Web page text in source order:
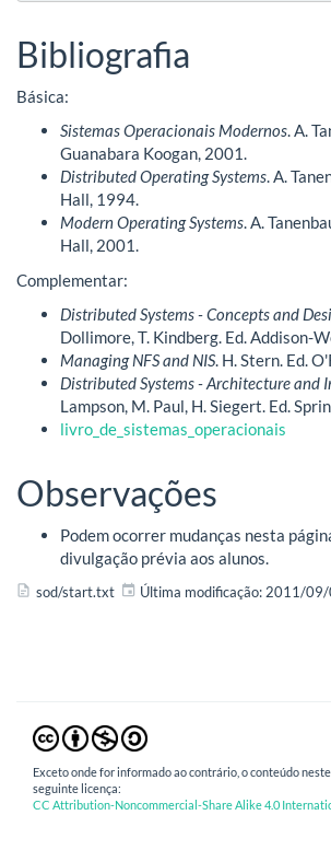
Bibliografia
Básica:
Sistemas Operacionais Modernos. A.
Guanabara Koogan, 2001.
Distributed Operating Systems. A.
Hall, 1994.
Modern Operating Systems. A.
Hall, 2001.
Complementar:
Distributed Systems - Concepts and
Dollimore, T. Kindberg. Ed. Addison-
Managing NFS and NIS. H. Stern. Ed.
Distributed Systems - Architecture and
Lampson, M. Paul, H. Siegert. Ed.
livro_de_sistemas_operacionais
Observações
Podem ocorrer mudanças nesta
divulgação prévia aos alunos.
sod/start.txt Última modificação: 2011/09/
Exceto onde for informado ao contrário, o conteúdo
seguinte licença:
CC Attribution-Noncommercial-Share Alike 4.0